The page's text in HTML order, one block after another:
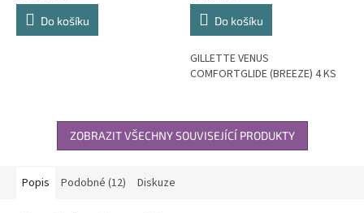
Do košíku Do košíku
GILLETTE VENUS
COMFORTGLIDE (BREEZE) 4 KS
ZOBRAZIT VŠECHNY SOUVISEJÍCÍ PRODUKTY
Popis Podobné (12) Diskuze